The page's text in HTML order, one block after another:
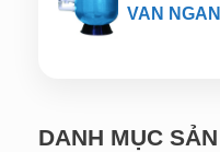
VAN
DANH MỤC